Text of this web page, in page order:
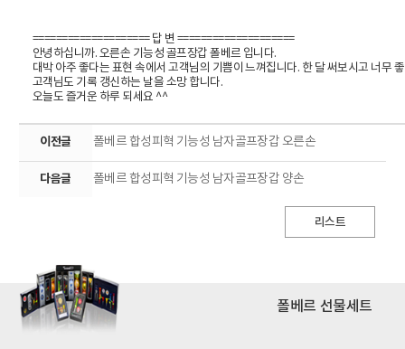
==================== 답 변 ====================
안녕하십니까. 오른손 기능성 골프장갑 폴베르 입니다.
대박 아주 좋다는 표현 속에서 고객님의 기쁨이 느껴집니다. 한 달 써보시고 너무
고객님도 기록 갱신하는 날을 소망 합니다.
오늘도 즐거운 하루 되세요 ^^
이전글 폴베르 합성피혁 기능성 남자골프장갑 오른손
다음글 폴베르 합성피혁 기능성 남자골프장갑 양손
리스트
폴베르 선물세트